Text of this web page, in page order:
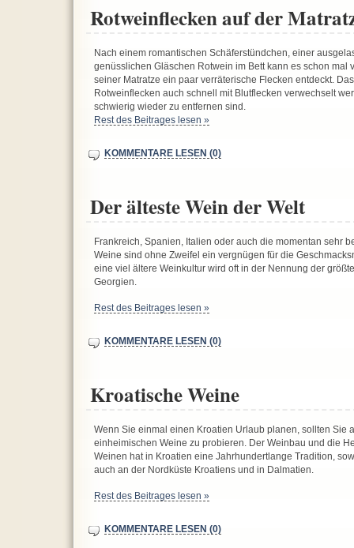
Rotweinflecken auf der
Nach einem romantischen Schäferstündchen, einer
genüsslichen Gläschen Rotwein im Bett kann es schon mal
seiner Matratze ein paar verräterische Flecken entdeckt.
Rotweinflecken auch schnell mit Blutflecken verwechselt
schwierig wieder zu entfernen sind.
Rest des Beitrages lesen »
KOMMENTARE LESEN (0)
Der älteste Wein der Welt
Frankreich, Spanien, Italien oder auch die momentan sehr
Weine sind ohne Zweifel ein vergnügen für die
eine viel ältere Weinkultur wird oft in der Nennung der
Georgien.
Rest des Beitrages lesen »
KOMMENTARE LESEN (0)
Kroatische Weine
Wenn Sie einmal einen Kroatien Urlaub planen, sollten Sie
einheimischen Weine zu probieren. Der Weinbau und die
Weinen hat in Kroatien eine Jahrhundertlange Tradition,
auch an der Nordküste Kroatiens und in Dalmatien.
Rest des Beitrages lesen »
KOMMENTARE LESEN (0)